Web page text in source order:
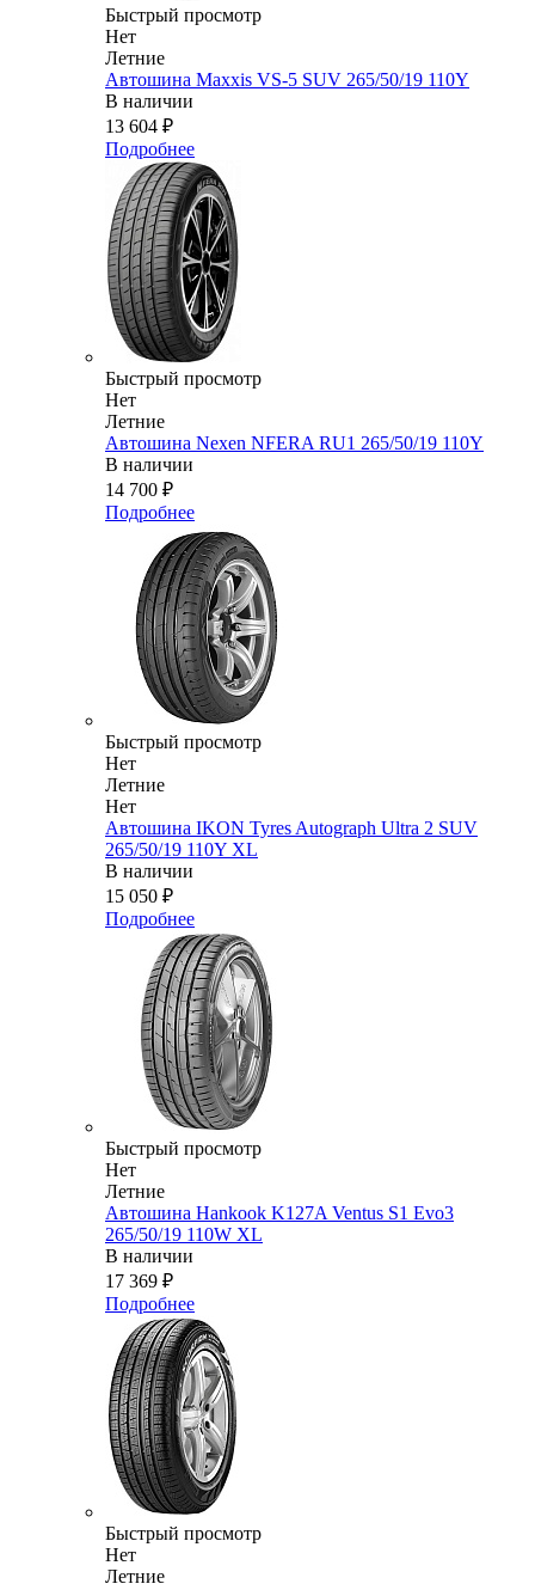
Быстрый просмотр
Нет
Летние
Автошина Maxxis VS-5 SUV 265/50/19 110Y
В наличии
13 604 ₽
Подробнее
Быстрый просмотр
Нет
Летние
Автошина Nexen NFERA RU1 265/50/19 110Y
В наличии
14 700 ₽
Подробнее
Быстрый просмотр
Нет
Летние
Нет
Автошина IKON Tyres Autograph Ultra 2 SUV
265/50/19 110Y XL
В наличии
15 050 ₽
Подробнее
Быстрый просмотр
Нет
Летние
Автошина Hankook K127A Ventus S1 Evo3
265/50/19 110W XL
В наличии
17 369 ₽
Подробнее
Быстрый просмотр
Нет
Летние